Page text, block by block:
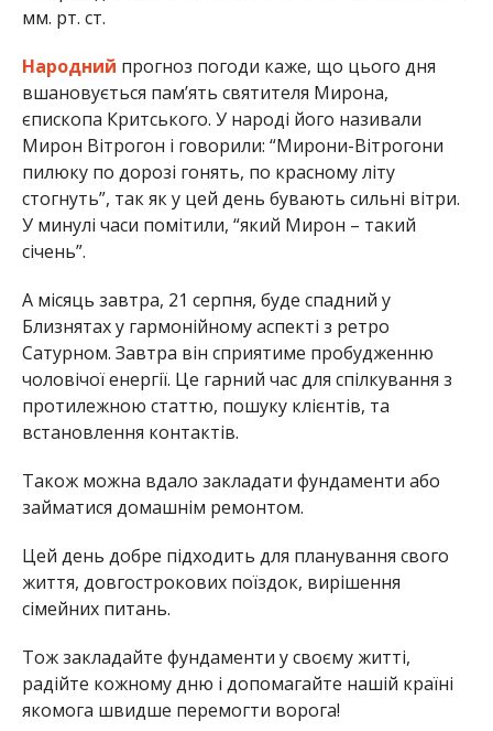
мм. рт. ст.
Народний прогноз погоди каже, що цього дня
вшановується пам’ять святителя Мирона,
єпископа Критського. У народі його називали
Мирон Вітрогон і говорили: “Мирони-Вітрогони
пилюку по дорозі гонять, по красному літу
стогнуть”, так як у цей день бувають сильні вітри.
У минулі часи помітили, “який Мирон – такий
січень”.
А місяць завтра, 21 серпня, буде спадний у
Близнятах у гармонійному аспекті з ретро
Сатурном. Завтра він сприятиме пробудженню
чоловічої енергії. Це гарний час для спілкування з
протилежною статтю, пошуку клієнтів, та
встановлення контактів.
Також можна вдало закладати фундаменти або
займатися домашнім ремонтом.
Цей день добре підходить для планування свого
життя, довгострокових поїздок, вирішення
сімейних питань.
Тож закладайте фундаменти у своєму житті,
радійте кожному дню і допомагайте нашій країні
якомога швидше перемогти ворога!